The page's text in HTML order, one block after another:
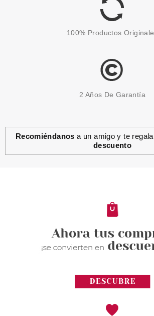
100% Productos
2 Años De Garantía
Recomiéndanos a un amigo y te
descuento